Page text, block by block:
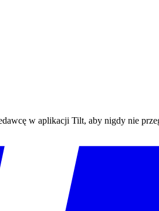
w aplikacji Tilt, aby nigdy nie